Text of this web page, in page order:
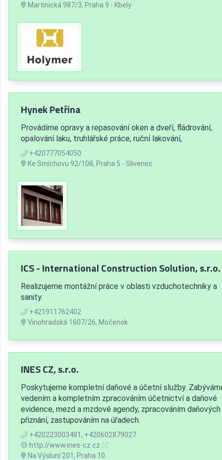
Martinická 987/3, Praha 9 - Kbely
Hynek Petřina
Provádíme opravy a repasování oken a dveří, fládrování,
opalování laku, truhlářské práce, ruční lakování,
+420777054050
Ke Smíchovu 92/108, Praha 5 - Slivenec
ICS - International Construction Solution, s.r.o.
Realizujeme montážní práce v oblasti vzduchotechniky a
sanity.
+421911762402
Vinohradská 1607/26, Močenok
INES CZ, s.r.o.
Poskytujeme kompletní daňové a účetní služby.
vedením a kompletním zpracováním účetnictví a daňové
evidence, mezd a mzdové agendy, zpracováním daňových
přiznání, zastupováním na úřadech.
+420223003481, +420602879027
http://www.ines-cz.cz
Na Výsluní 201, Praha 10